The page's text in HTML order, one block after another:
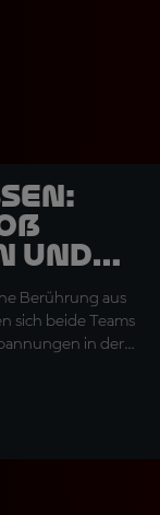
und
Berührung aus
sich beide Teams
in der